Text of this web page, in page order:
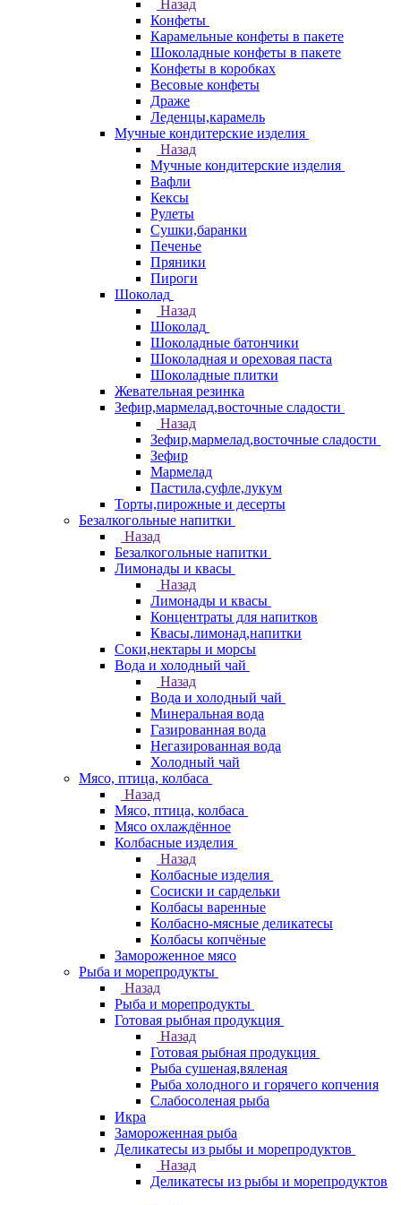
Назад
Конфеты
Карамельные конфеты в пакете
Шоколадные конфеты в пакете
Конфеты в коробках
Весовые конфеты
Драже
Леденцы,карамель
Мучные кондитерские изделия
Назад
Мучные кондитерские изделия
Вафли
Кексы
Рулеты
Сушки,баранки
Печенье
Пряники
Пироги
Шоколад
Назад
Шоколад
Шоколадные батончики
Шоколадная и ореховая паста
Шоколадные плитки
Жевательная резинка
Зефир,мармелад,восточные сладости
Назад
Зефир,мармелад,восточные сладости
Зефир
Мармелад
Пастила,суфле,лукум
Торты,пирожные и десерты
Безалкогольные напитки
Назад
Безалкогольные напитки
Лимонады и квасы
Назад
Лимонады и квасы
Концентраты для напитков
Квасы,лимонад,напитки
Соки,нектары и морсы
Вода и холодный чай
Назад
Вода и холодный чай
Минеральная вода
Газированная вода
Негазированная вода
Холодный чай
Мясо, птица, колбаса
Назад
Мясо, птица, колбаса
Мясо охлаждённое
Колбасные изделия
Назад
Колбасные изделия
Сосиски и сардельки
Колбасы варенные
Колбасно-мясные деликатесы
Колбасы копчёные
Замороженное мясо
Рыба и морепродукты
Назад
Рыба и морепродукты
Готовая рыбная продукция
Назад
Готовая рыбная продукция
Рыба сушеная,вяленая
Рыба холодного и горячего копчения
Слабосоленая рыба
Икра
Замороженная рыба
Деликатесы из рыбы и морепродуктов
Назад
Деликатесы из рыбы и морепродуктов